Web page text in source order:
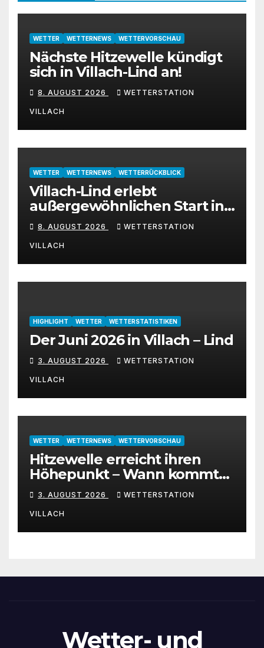
WETTER WETTERNEWS WETTERVORSCHAU
Nächste Hitzewelle kündigt
sich in Villach-Lind an!
8. AUGUST 2026 WETTERSTATION
VILLACH
WETTER WETTERNEWS WETTERRÜCKBLICK
Villach-Lind erlebt
außergewöhnlichen Start in
den August 2026
8. AUGUST 2026 WETTERSTATION
VILLACH
HIGHLIGHT WETTER WETTERSTATISTIKEN
Der Juni 2026 in Villach – Lind
3. AUGUST 2026 WETTERSTATION
VILLACH
WETTER WETTERNEWS WETTERVORSCHAU
Hitzewelle erreicht ihren
Höhepunkt – Wann kommt
die Abkühlung?
3. AUGUST 2026 WETTERSTATION
VILLACH
Wetter- und